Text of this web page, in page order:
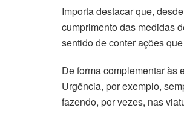
Importa destacar que,
cumprimento das medidas
sentido de conter ações
De forma complementar às
Urgência, por exemplo,
fazendo, por vezes, nas